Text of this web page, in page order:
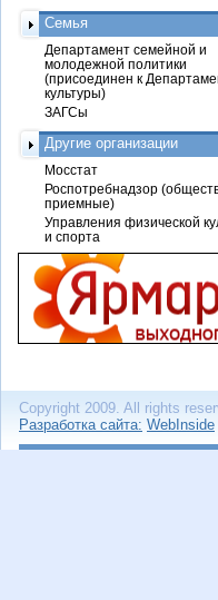
Семья
Департамент семейной и
молодежной политики
(присоединен к
культуры)
ЗАГСы
Другие организации
Мосстат
Роспотребнадзор
приемные)
Управления физической
и спорта
Copyright 2009. All rights
Разработка сайта: WebInside